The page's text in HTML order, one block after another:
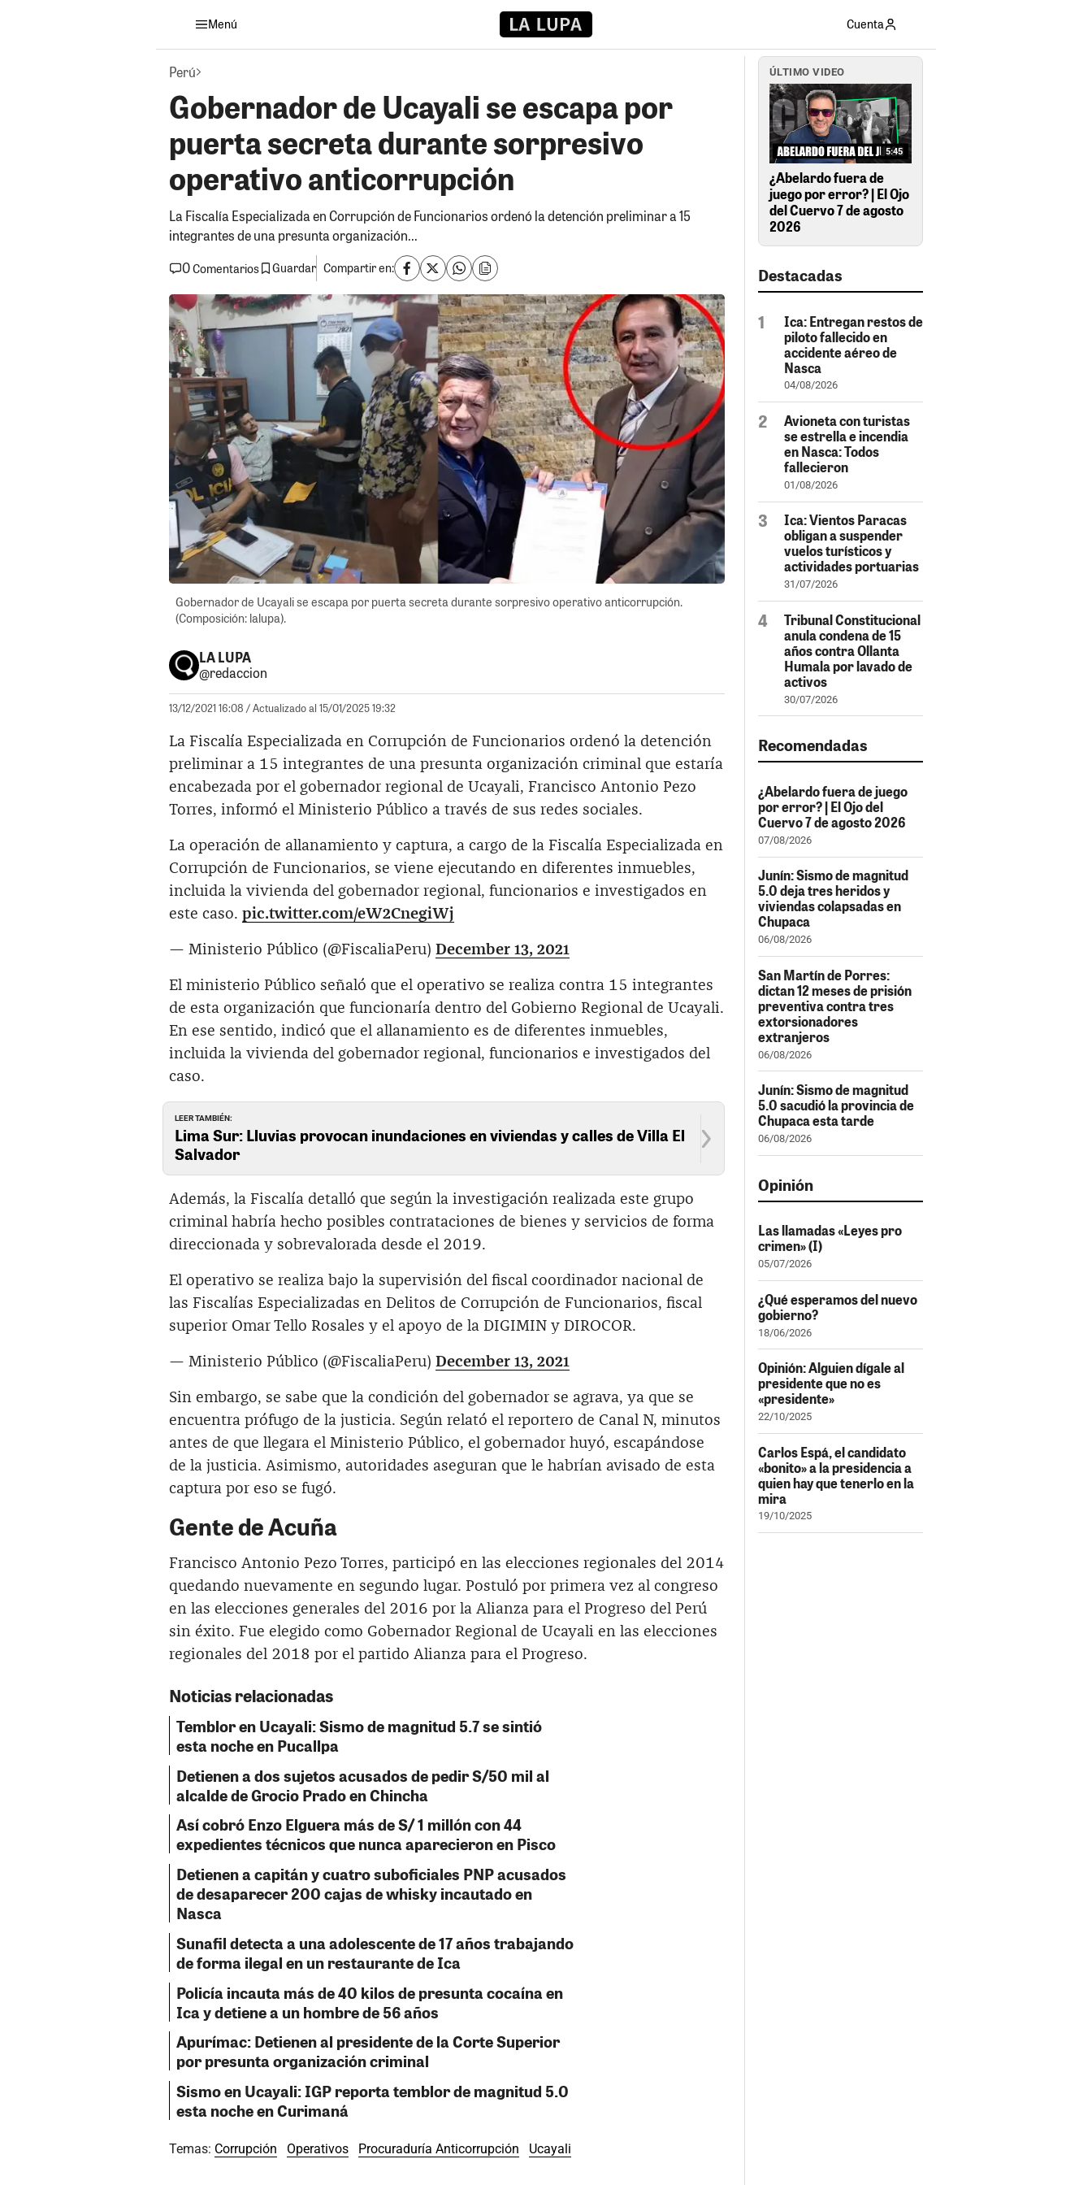
Menú Cuenta
Perú
Gobernador de Ucayali se escapa por
puerta secreta durante sorpresivo
operativo anticorrupción
La Fiscalía Especializada en Corrupción de Funcionarios ordenó la detención preliminar a 15
integrantes de una presunta organización...
0Comentarios Guardar Compartir en:
Gobernador de Ucayali se escapa por puerta secreta durante sorpresivo operativo anticorrupción.
(Composición: lalupa).
LA LUPA
@redaccion
13/12/2021 16:08 / Actualizado al 15/01/2025 19:32
La Fiscalía Especializada en Corrupción de Funcionarios ordenó la detención
preliminar a 15 integrantes de una presunta organización criminal que estaría
encabezada por el gobernador regional de Ucayali, Francisco Antonio Pezo
Torres, informó el Ministerio Público a través de sus redes sociales.
La operación de allanamiento y captura, a cargo de la Fiscalía Especializada en
Corrupción de Funcionarios, se viene ejecutando en diferentes inmuebles,
incluida la vivienda del gobernador regional, funcionarios e investigados en
este caso. pic.twitter.com/eW2CnegiWj
— Ministerio Público (@FiscaliaPeru) December 13, 2021
El ministerio Público señaló que el operativo se realiza contra 15 integrantes
de esta organización que funcionaría dentro del Gobierno Regional de Ucayali.
En ese sentido, indicó que el allanamiento es de diferentes inmuebles,
incluida la vivienda del gobernador regional, funcionarios e investigados del
caso.
LEER TAMBIÉN:
Lima Sur: Lluvias provocan inundaciones en viviendas y calles de Villa El
Salvador
Además, la Fiscalía detalló que según la investigación realizada este grupo
criminal habría hecho posibles contrataciones de bienes y servicios de forma
direccionada y sobrevalorada desde el 2019.
El operativo se realiza bajo la supervisión del fiscal coordinador nacional de
las Fiscalías Especializadas en Delitos de Corrupción de Funcionarios, fiscal
superior Omar Tello Rosales y el apoyo de la DIGIMIN y DIROCOR.
— Ministerio Público (@FiscaliaPeru) December 13, 2021
Sin embargo, se sabe que la condición del gobernador se agrava, ya que se
encuentra prófugo de la justicia. Según relató el reportero de Canal N, minutos
antes de que llegara el Ministerio Público, el gobernador huyó, escapándose
de la justicia. Asimismo, autoridades aseguran que le habrían avisado de esta
captura por eso se fugó.
Gente de Acuña
Francisco Antonio Pezo Torres, participó en las elecciones regionales del 2014
quedando nuevamente en segundo lugar. Postuló por primera vez al congreso
en las elecciones generales del 2016 por la Alianza para el Progreso del Perú
sin éxito. Fue elegido como Gobernador Regional de Ucayali en las elecciones
regionales del 2018 por el partido Alianza para el Progreso.
Noticias relacionadas
Temblor en Ucayali: Sismo de magnitud 5.7 se sintió
esta noche en Pucallpa
Detienen a dos sujetos acusados de pedir S/50 mil al
alcalde de Grocio Prado en Chincha
Así cobró Enzo Elguera más de S/ 1 millón con 44
expedientes técnicos que nunca aparecieron en Pisco
Detienen a capitán y cuatro suboficiales PNP acusados
de desaparecer 200 cajas de whisky incautado en
Nasca
Sunafil detecta a una adolescente de 17 años trabajando
de forma ilegal en un restaurante de Ica
Policía incauta más de 40 kilos de presunta cocaína en
Ica y detiene a un hombre de 56 años
Apurímac: Detienen al presidente de la Corte Superior
por presunta organización criminal
Sismo en Ucayali: IGP reporta temblor de magnitud 5.0
esta noche en Curimaná
Temas: Corrupción Operativos Procuraduría Anticorrupción Ucayali
ÚLTIMO VIDEO
5:45
¿Abelardo fuera de
juego por error? | El Ojo
del Cuervo 7 de agosto
2026
Destacadas
Ica: Entregan restos de
piloto fallecido en
accidente aéreo de
Nasca
04/08/2026
Avioneta con turistas
se estrella e incendia
en Nasca: Todos
fallecieron
01/08/2026
Ica: Vientos Paracas
obligan a suspender
vuelos turísticos y
actividades portuarias
31/07/2026
Tribunal Constitucional
anula condena de 15
años contra Ollanta
Humala por lavado de
activos
30/07/2026
Recomendadas
¿Abelardo fuera de juego
por error? | El Ojo del
Cuervo 7 de agosto 2026
07/08/2026
Junín: Sismo de magnitud
5.0 deja tres heridos y
viviendas colapsadas en
Chupaca
06/08/2026
San Martín de Porres:
dictan 12 meses de prisión
preventiva contra tres
extorsionadores
extranjeros
06/08/2026
Junín: Sismo de magnitud
5.0 sacudió la provincia de
Chupaca esta tarde
06/08/2026
Opinión
Las llamadas «Leyes pro
crimen» (I)
05/07/2026
¿Qué esperamos del nuevo
gobierno?
18/06/2026
Opinión: Alguien dígale al
presidente que no es
«presidente»
22/10/2025
Carlos Espá, el candidato
«bonito» a la presidencia a
quien hay que tenerlo en la
mira
19/10/2025